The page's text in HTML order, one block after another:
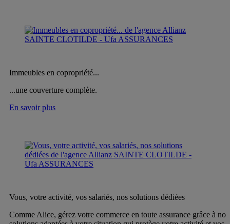
Immeubles en copropriété...
...une couverture complète.
En savoir plus
Vous, votre activité, vos salariés, nos solutions dédiées
Comme Alice, gérez votre commerce en toute assurance grâce à nos